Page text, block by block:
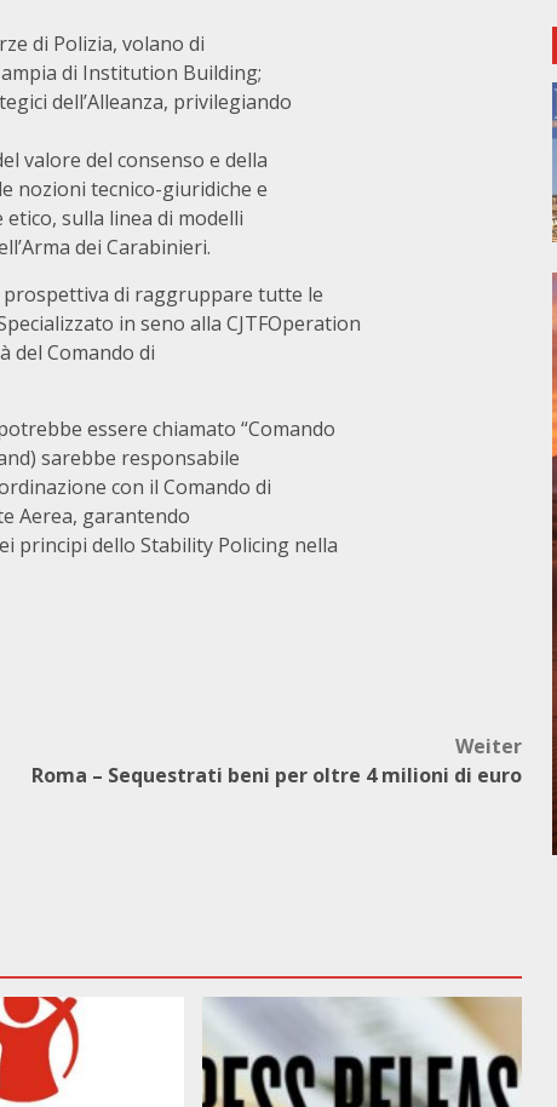
di Polizia, volano di
di Institution Building;
dell’Alleanza, privilegiando
valore del consenso e della
nozioni tecnico-giuridiche e
sulla linea di modelli
dei Carabinieri.
prospettiva di raggruppare tutte le
in seno alla CJTFOperation
del Comando di
essere chiamato “Comando
sarebbe responsabile
con il Comando di
Aerea, garantendo
principi dello Stability Policing nella
Weiter
Roma – Sequestrati beni per oltre 4 milioni di euro